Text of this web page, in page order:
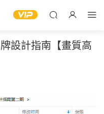
設計指南【畫質高